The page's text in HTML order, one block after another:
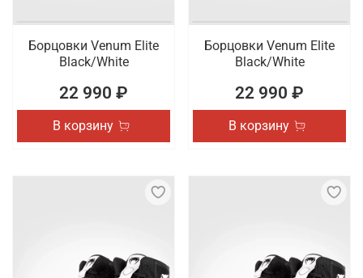
Борцовки Venum Elite
Black/White
22 990 ₽
В корзину
Борцовки Venum Elite
Black/White
22 990 ₽
В корзину